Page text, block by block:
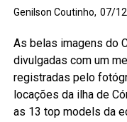
Genilson Coutinho, 07/
As belas imagens do
divulgadas com um
registradas pelo
locações da ilha de
as 13 top models da